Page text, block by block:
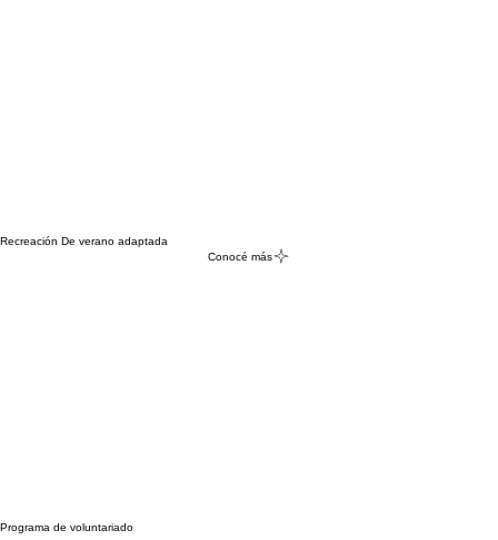
Recreación De verano adaptada
Conocé más
Programa de voluntariado